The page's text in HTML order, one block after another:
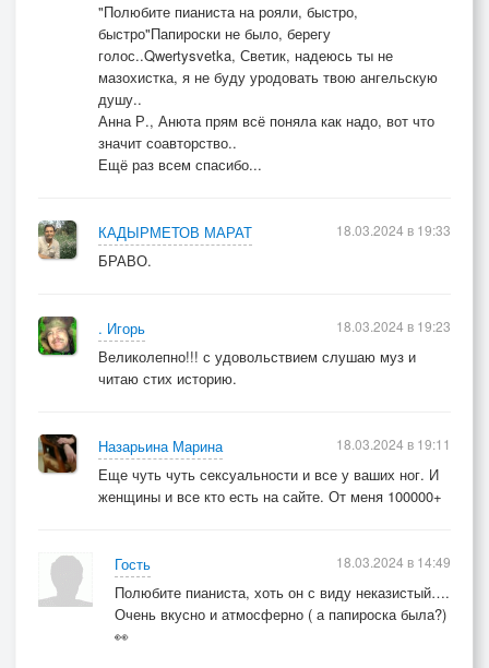
"Полюбите пианиста на рояли, быстро,
быстро"Папироски не было, берегу
голос..Qwertysvetka, Светик, надеюсь ты не
мазохистка, я не буду уродовать твою ангельскую
душу..
Анна Р., Анюта прям всё поняла как надо, вот что
значит соавторство..
Ещё раз всем спасибо...
КАДЫРМЕТОВ МАРАТ
БРАВО.
18.03.2024 в 19:33
. Игорь
Великолепно!!! с удовольствием слушаю муз и
читаю стих историю.
18.03.2024 в 19:23
Назарьина Марина
Еще чуть чуть сексуальности и все у ваших ног. И
женщины и все кто есть на сайте. От меня 100000+
18.03.2024 в 19:11
Гость
Полюбите пианиста, хоть он с виду неказистый….
Очень вкусно и атмосферно ( а папироска была?)
👀
18.03.2024 в 14:49